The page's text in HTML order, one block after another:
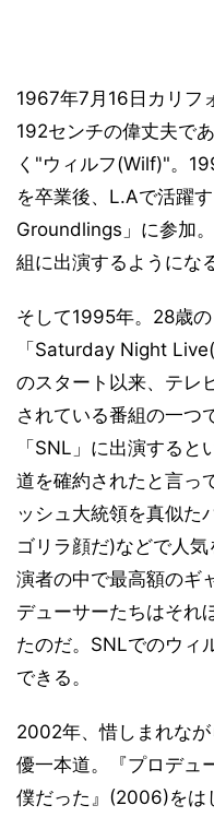
1967年7月16日カリフ
192センチの偉丈夫で
く"ウィルフ(Wilf)"。
を卒業後、L.Aで活躍
Groundlings」に参加
組に出演するようにな
そして1995年。28歳
「Saturday Night
のスタート以来、テレ
されている番組の一つ
「SNL」に出演する
道を確約されたと言っ
ッシュ大統領を真似た
ゴリラ顔だ)などで人
演者の中で最高額のギ
デューサーたちはそれ
たのだ。SNLでのウィ
できる。
2002年、惜しまれな
優一本道。『プロデュ
僕だった』(2006)をは